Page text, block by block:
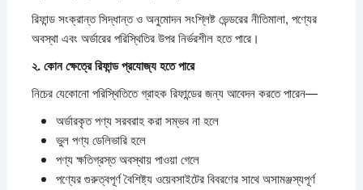
রিফান্ড সংক্রান্ত সিদ্ধান্ত ও অনুমোদন সংশ্লিষ্ট ভেন্ডরের নীতিমালা, পণ্যের
অবস্থা এবং অর্ডারের পরিস্থিতির উপর নির্ভরশীল হতে পারে।
২.কোনক্ষেত্রেরিফান্ডপ্রযোজ্যহতেপারে
নিচের যেকোনো পরিস্থিতিতে গ্রাহক রিফান্ডের জন্য আবেদন করতে পারেন—
অর্ডারকৃত পণ্য সরবরাহ করা সম্ভব না হলে
ভুল পণ্য ডেলিভারি হলে
পণ্য ক্ষতিগ্রস্ত অবস্থায় পাওয়া গেলে
পণ্যের গুরুত্বপূর্ণ বৈশিষ্ট্য ওয়েবসাইটের বিবরণের সাথে অসামঞ্জস্যপূর্ণ